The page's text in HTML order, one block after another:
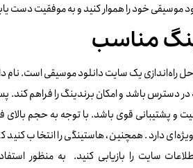
موسیقی خود را هموار کنید و به موفقیت دست
مناسب
راه‌اندازی یک سایت دانلود موسیقی است. نام
دسترس باشد و امکان برندینگ را فراهم کند.
و پشتیبانی قوی باشد. با توجه به حجم
دارد. همچنین، هاستینگی را انتخاب کنید
سایت را بازیابی کنید. به منظور